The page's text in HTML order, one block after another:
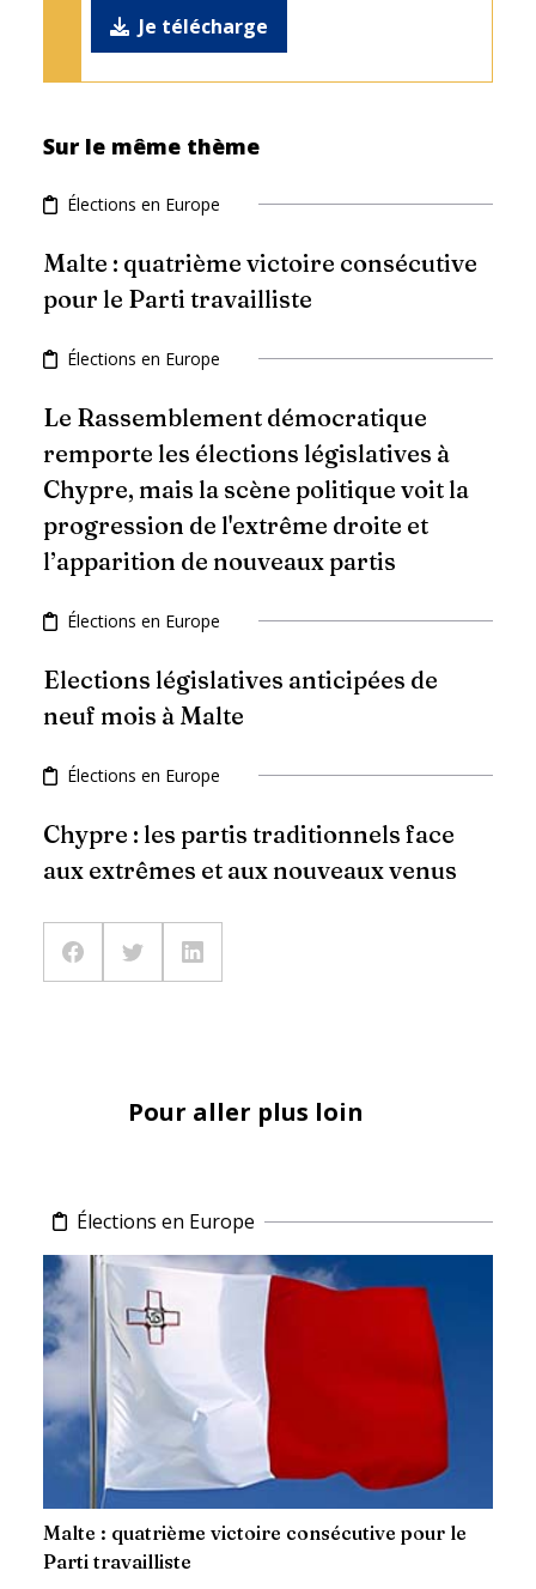
Je télécharge
Sur le même thème
Élections en Europe
Malte : quatrième victoire consécutive
pour le Parti travailliste
Élections en Europe
Le Rassemblement démocratique
remporte les élections législatives à
Chypre, mais la scène politique voit la
progression de l'extrême droite et
l’apparition de nouveaux partis
Élections en Europe
Elections législatives anticipées de
neuf mois à Malte
Élections en Europe
Chypre : les partis traditionnels face
aux extrêmes et aux nouveaux venus
Pour aller plus loin
Élections en Europe
Malte : quatrième victoire consécutive pour le
Parti travailliste